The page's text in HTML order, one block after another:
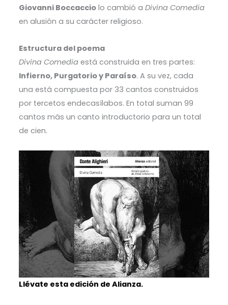
Giovanni Boccacciolo cambió a Divina Comedia
en alusión a su carácter religioso.
Estructura del poema
Divina Comediaestá construida en tres partes:
Infierno, Purgatorio y Paraíso. A su vez, cada
una está compuesta por 33 cantos construidos
por tercetos endecasílabos. En total suman 99
cantos más un canto introductorio para un total
de cien.
Llévate esta edición de Alianza.